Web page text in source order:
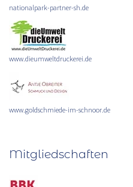
nationalpark-partner-sh.de
www.dieumweltdruckerei.de
www.goldschmiede-im-schnoor.de
Mitgliedschaften